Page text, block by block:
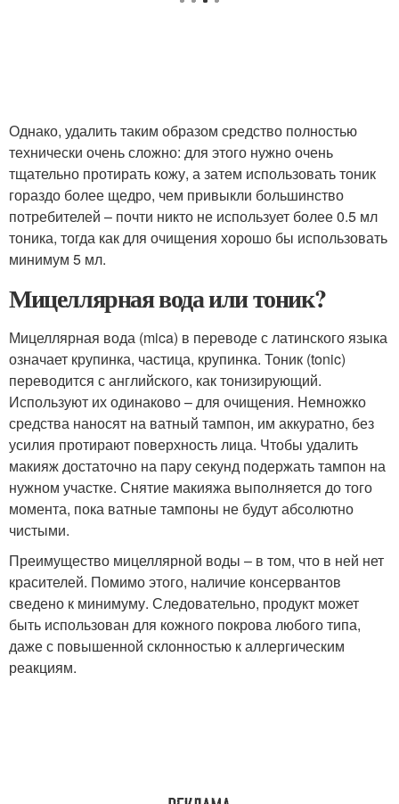
Однако, удалить таким образом средство полностью
технически очень сложно: для этого нужно очень
тщательно протирать кожу, а затем использовать тоник
гораздо более щедро, чем привыкли большинство
потребителей – почти никто не использует более 0.5 мл
тоника, тогда как для очищения хорошо бы использовать
минимум 5 мл.
Мицеллярная вода или тоник?
Мицеллярная вода (mica) в переводе с латинского языка
означает крупинка, частица, крупинка. Тоник (tonic)
переводится с английского, как тонизирующий.
Используют их одинаково – для очищения. Немножко
средства наносят на ватный тампон, им аккуратно, без
усилия протирают поверхность лица. Чтобы удалить
макияж достаточно на пару секунд подержать тампон на
нужном участке. Снятие макияжа выполняется до того
момента, пока ватные тампоны не будут абсолютно
чистыми.
Преимущество мицеллярной воды – в том, что в ней нет
красителей. Помимо этого, наличие консервантов
сведено к минимуму. Следовательно, продукт может
быть использован для кожного покрова любого типа,
даже с повышенной склонностью к аллергическим
реакциям.